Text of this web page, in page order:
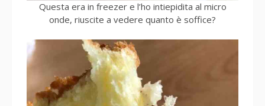
Questa era in freezer e l’ho intiepidita al micro
onde, riuscite a vedere quanto è soffice?